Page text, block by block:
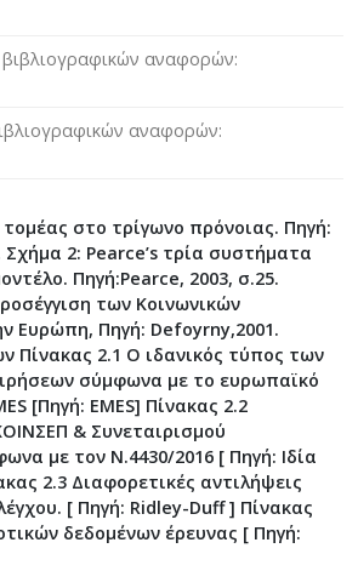
βιβλιογραφικών αναφορών
αναφορών
στο τρίγωνο πρόνοιας. Πηγή:
Σχήμα 2: Pearce’s τρία συστήματα
Πηγή:Pearce, 2003, σ.25.
των Κοινωνικών
Ευρώπη, Πηγή: Defoyrny,2001.
Πίνακας 2.1 Ο ιδανικός τύπος των
σύμφωνα με το ευρωπαϊκό
[Πηγή: EMES] Πίνακας 2.2
& Συνεταιρισμού
με τον Ν.4430/2016 [ Πηγή: Ιδία
2.3 Διαφορετικές αντιλήψεις
[ Πηγή: Ridley-Duff ] Πίνακας
δεδομένων έρευνας [ Πηγή: